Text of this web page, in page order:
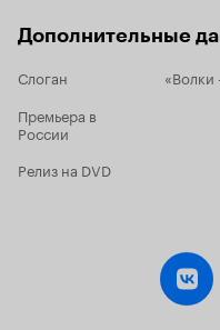
Дополнительные
Слоган
«Волки
Премьера в
России
Релиз на DVD